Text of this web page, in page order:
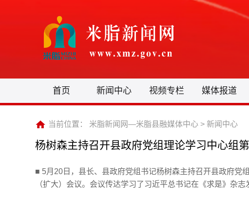
首页 新闻中心 视频专栏 媒体报道
当前位置： 米脂新闻网—米脂县融媒体中心 > 新闻中心
杨树森主持召开县政府党组理论学习中心组
■ 5月20日，县长、县政府党组书记杨树森主持召开县政府党
（扩大）会议。会议传达学习了习近平总书记在《求是》杂志